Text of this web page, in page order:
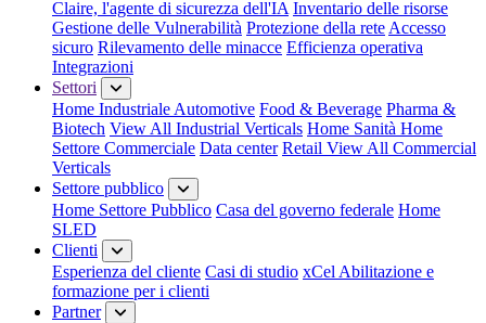
Claire, l'agente di sicurezza dell'IA Inventario delle risorse
Gestione delle Vulnerabilità Protezione della rete Accesso
sicuro Rilevamento delle minacce Efficienza operativa
Integrazioni
Settori
Home Industriale Automotive Food & Beverage Pharma &
Biotech View All Industrial Verticals Home Sanità Home
Settore Commerciale Data center Retail View All Commercial
Verticals
Settore pubblico
Home Settore Pubblico Casa del governo federale Home
SLED
Clienti
Esperienza del cliente Casi di studio xCel Abilitazione e
formazione per i clienti
Partner